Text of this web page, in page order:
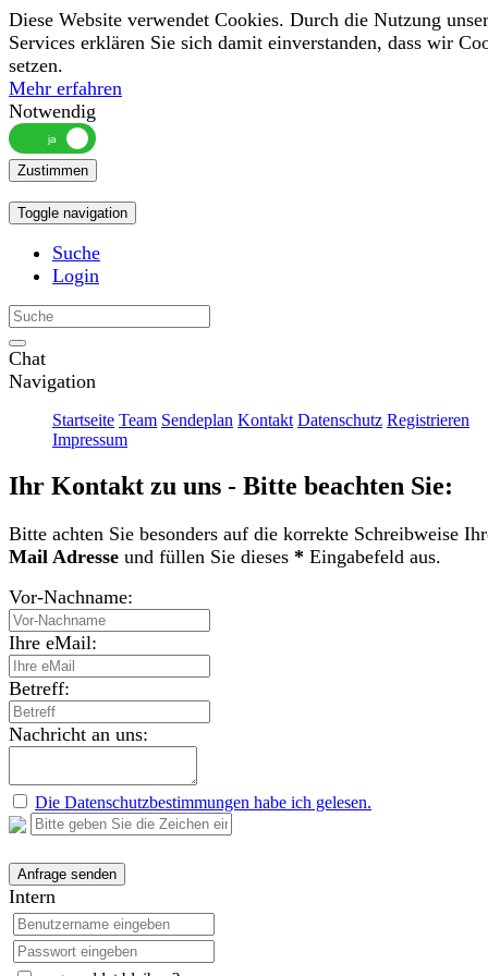
Diese Website verwendet Cookies. Durch die Nutzung
Services erklären Sie sich damit einverstanden, dass wir
setzen.
Mehr erfahren
Notwendig
Zustimmen
Toggle navigation
Suche
Login
Chat
Navigation
Startseite Team Sendeplan Kontakt Datenschutz Registrieren
Impressum
Ihr Kontakt zu uns - Bitte beachten Sie:
Bitte achten Sie besonders auf die korrekte Schreibweise
Mail Adresse und füllen Sie dieses * Eingabefeld aus.
Vor-Nachname:
Ihre eMail:
Betreff:
Nachricht an uns:
Die Datenschutzbestimmungen habe ich gelesen.
Intern